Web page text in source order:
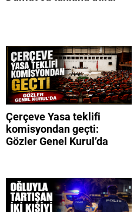
Çerçeve Yasa teklifi
komisyondan geçti:
Gözler Genel Kurul’da